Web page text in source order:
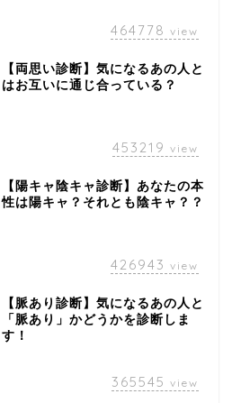
464778 view
【両思い診断】気になるあの人と
はお互いに通じ合っている？
453219 view
【陽キャ陰キャ診断】あなたの本
性は陽キャ？それとも陰キャ？？
426943 view
【脈あり診断】気になるあの人と
「脈あり」かどうかを診断しま
す！
365545 view